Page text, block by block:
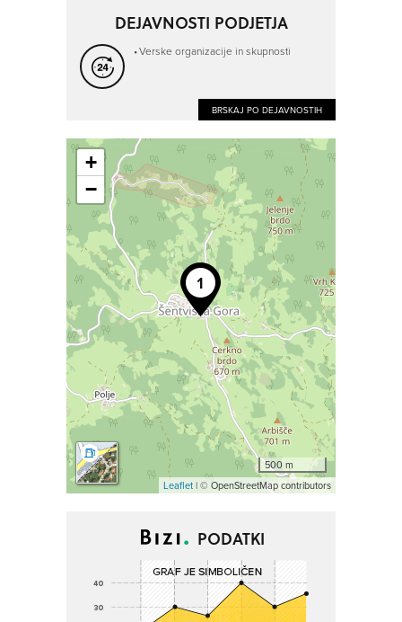
DEJAVNOSTI PODJETJA
Verske organizacije in skupnosti
BRSKAJ PO DEJAVNOSTIH
+
−
500 m
Leaflet| © OpenStreetMap contributors
PODATKI